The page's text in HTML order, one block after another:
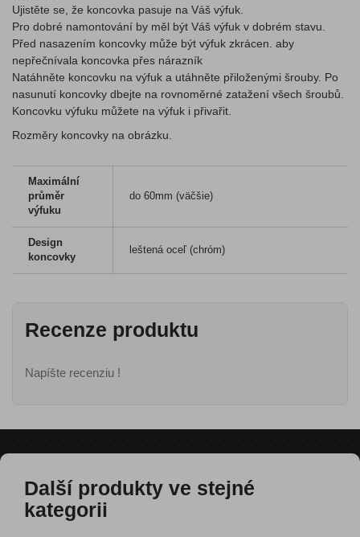
Ujistěte se, že koncovka pasuje na Váš výfuk.
Pro dobré namontování by měl být Váš výfuk v dobrém stavu.
Před nasazením koncovky může být výfuk zkrácen. aby
nepřečnívala koncovka přes nárazník
Natáhněte koncovku na výfuk a utáhněte přiloženými šrouby. Po
nasunutí koncovky dbejte na rovnoměrné zatažení všech šroubů.
Koncovku výfuku můžete na výfuk i přivařit.
Rozměry koncovky na obrázku.
Maximální
průměr
výfuku
do 60mm (väčšie)
Design
koncovky
leštená oceľ (chróm)
Recenze produktu
Napíšte recenziu !
Další produkty ve stejné
kategorii